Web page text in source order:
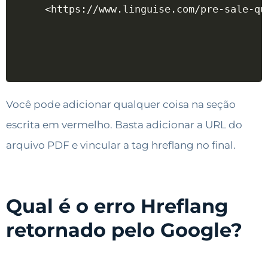
<https://www.linguise.com/pre-sale-
Você pode adicionar qualquer coisa na seção
escrita em vermelho. Basta adicionar a URL do
arquivo PDF e vincular a tag hreflang no final.
Qual é o erro Hreflang
retornado pelo Google?